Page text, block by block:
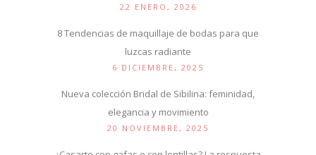
22 ENERO, 2026
8 Tendencias de maquillaje de bodas para que
luzcas radiante
6 DICIEMBRE, 2025
Nueva colección Bridal de Sibilina: feminidad,
elegancia y movimiento
20 NOVIEMBRE, 2025